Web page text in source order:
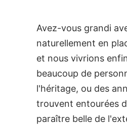
Avez-vous grandi
naturellement en
et nous vivrions
beaucoup de
l'héritage, ou des
trouvent entourées
paraître belle de